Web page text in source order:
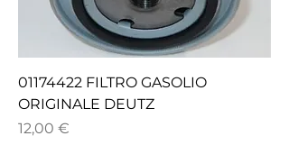
01174422 FILTRO GASOLIO
ORIGINALE DEUTZ
Prezzo
12,00 €